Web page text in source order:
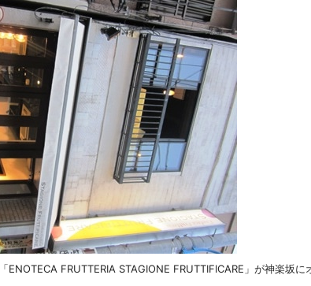
FRUTTERIA STAGIONE FRUTTIFICARE」が神楽坂に